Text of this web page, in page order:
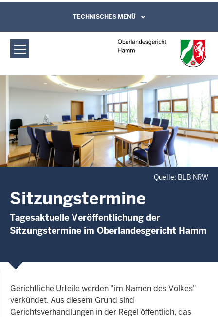
Oberlandesgericht Hamm:
Sitzungstermine
Direkt zum Inhalt
Leichte Sprache, Gebärdensprachenvideo
und Kontaktformular
TECHNISCHES MENÜ
Quelle: BLB NRW
Sitzungstermine
Tagesaktuelle Veröffentlichung der
Sitzungstermine im Oberlandesgericht Hamm
Gerichtliche Urteile werden "im Namen des Volkes"
verkündet. Aus diesem Grund sind
Gerichtsverhandlungen in der Regel öffentlich, das